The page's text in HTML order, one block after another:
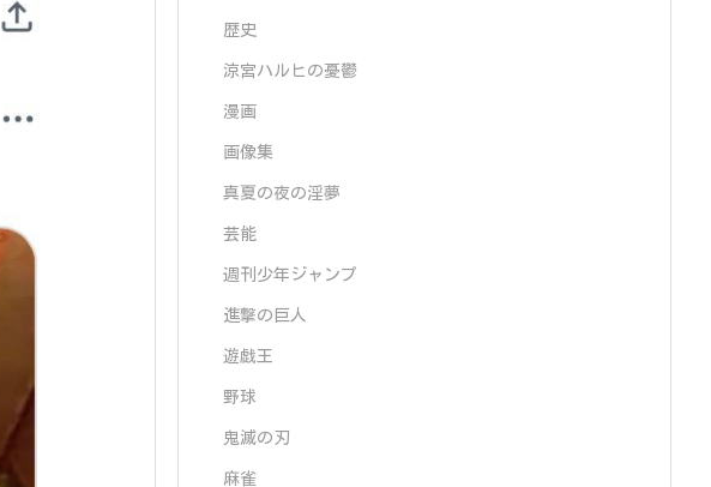
歴史
涼宮ハルヒの憂鬱
漫画
画像集
真夏の夜の淫夢
芸能
週刊少年ジャンプ
進撃の巨人
遊戯王
野球
鬼滅の刃
麻雀